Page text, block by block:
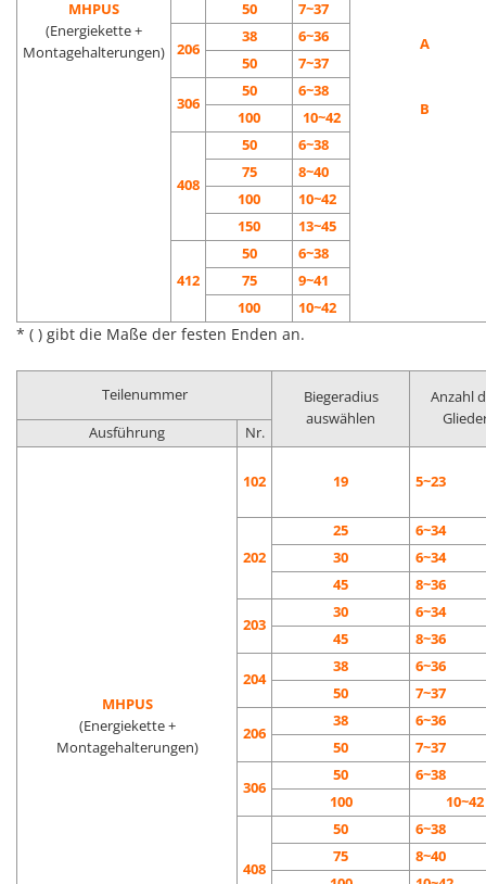
MHPUS
(Energiekette +
Montagehalterungen)
A
B
50 7~37
206
38
6~36
50
7~37
306
50
6~38
100
10~42
408
50
6~38
75
8~40
100
10~42
150
13~45
412
50
6~38
75
9~41
100
10~42
* ( ) gibt die Maße der festen Enden an.
Teilenummer
Biegeradius
auswählen
Anzahl
Ausführung Nr.
MHPUS
(Energiekette +
Montagehalterungen)
102 19 5~23
202
25
6~34
30
6~34
45
8~36
203
30
6~34
45
8~36
204
38
6~36
50
7~37
206
38
6~36
50
7~37
306
50
6~38
100
10~42
408
50
6~38
75
8~40